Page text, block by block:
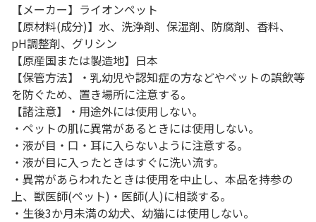
【メーカー】ライオンペット
【原材料(成分)】水、洗浄剤、保湿剤、防腐剤、香料、
pH調整剤、グリシン
【原産国または製造地】日本
【保管方法】・乳幼児や認知症の方などやペットの誤飲等
を防ぐため、置き場所に注意する。
【諸注意】・用途外には使用しない。
・ペットの肌に異常があるときには使用しない。
・液が目・口・耳に入らないように注意する。
・液が目に入ったときはすぐに洗い流す。
・異常があらわれたときは使用を中止し、本品を持参の
上、獣医師(ペット)・医師(人)に相談する。
・生後3か月未満の幼犬、幼猫には使用しない。